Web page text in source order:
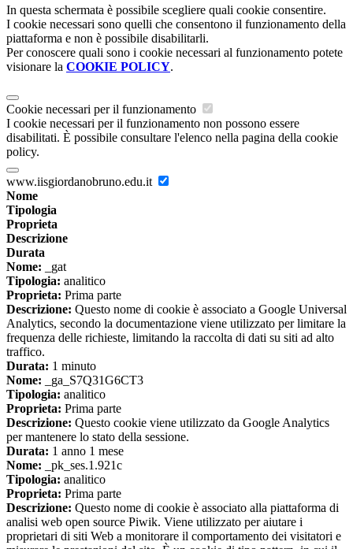
In questa schermata è possibile scegliere quali cookie consentire.
I cookie necessari sono quelli che consentono il funzionamento della
piattaforma e non è possibile disabilitarli.
Per conoscere quali sono i cookie necessari al funzionamento potete
visionare la COOKIE POLICY.
Cookie necessari per il funzionamento
I cookie necessari per il funzionamento non possono essere
disabilitati. È possibile consultare l'elenco nella pagina della cookie
policy.
www.iisgiordanobruno.edu.it
Nome
Tipologia
Proprieta
Descrizione
Durata
Nome: _gat
Tipologia: analitico
Proprieta: Prima parte
Descrizione: Questo nome di cookie è associato a Google Universal
Analytics, secondo la documentazione viene utilizzato per limitare la
frequenza delle richieste, limitando la raccolta di dati su siti ad alto
traffico.
Durata: 1 minuto
Nome: _ga_S7Q31G6CT3
Tipologia: analitico
Proprieta: Prima parte
Descrizione: Questo cookie viene utilizzato da Google Analytics
per mantenere lo stato della sessione.
Durata: 1 anno 1 mese
Nome: _pk_ses.1.921c
Tipologia: analitico
Proprieta: Prima parte
Descrizione: Questo nome di cookie è associato alla piattaforma di
analisi web open source Piwik. Viene utilizzato per aiutare i
proprietari di siti Web a monitorare il comportamento dei visitatori e